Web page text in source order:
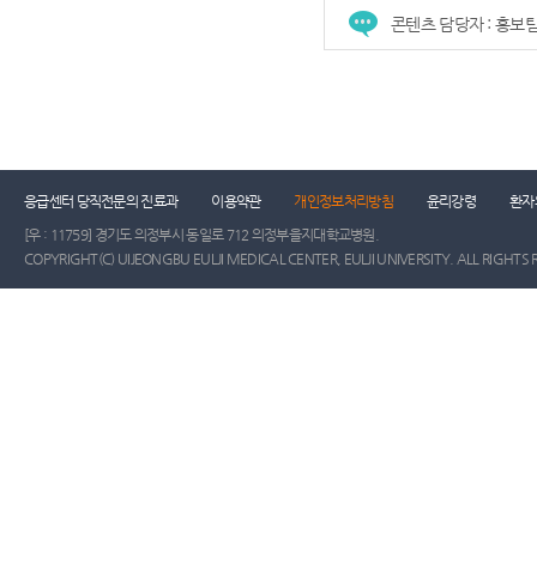
콘텐츠 담당자 : 홍보
응급센터 당직전문의 진료과 이용약관 개인정보처리방침 윤리강령
환자
[우 : 11759] 경기도 의정부시 동일로 712 의정부을지대학교병원.
COPYRIGHT(C) UIJEONGBU EULJI MEDICAL CENTER, EULJI UNIVERSITY. ALL RIGHTS